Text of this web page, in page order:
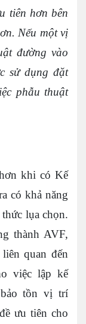
tiên hơn bên
Nếu một vị
đường vào
sử dụng đặt
phẫu thuật
khi có Kế
có khả năng
lụa chọn.
thành AVF,
quan đến
việc lập kế
bảo tồn vị trí
ưu tiên cho